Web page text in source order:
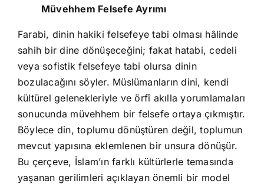
Müvehhem Felsefe Ayrımı
Farabi, dinin hakiki felsefeye tabi olması hâlinde
sahih bir dine dönüşeceğini; fakat hatabi, cedeli
veya sofistik felsefeye tabi olursa dinin
bozulacağını söyler. Müslümanların dini, kendi
kültürel gelenekleriyle ve örfî akılla yorumlamaları
sonucunda müvehhem bir felsefe ortaya çıkmıştır.
Böylece din, toplumu dönüştüren değil, toplumun
mevcut yapısına eklemlenen bir unsura dönüşür.
Bu çerçeve, İslam’ın farklı kültürlerle temasında
yaşanan gerilimleri açıklayan önemli bir model